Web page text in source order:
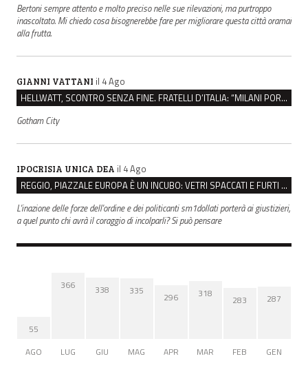
Bertoni sempre attento e molto preciso nelle sue rilevazioni, ma purtroppo
inascoltato. Mi chiedo cosa bisognerebbe fare per migliorare questa città oramai
alla frutta.
GIANNI VATTANI il 4 Ago
HELLWATT, SCONTRO SENZA FINE. FRATELLI D’ITALIA: “MILANI PORTA DOCUMENTI, DE FRANCO INSULTI”
Gotham City
IPOCRISIA UNICA DEA il 4 Ago
REGGIO, PIAZZALE EUROPA È UN INCUBO: VETRI SPACCATI E FURTI SULLE AUTO IN SOSTA
L'inazione delle forze dell'ordine e dei politicanti sm1dollati porterà ai giustizieri,
a quel punto chi avrà il coraggio di incolparli? Si può pensare
55
AGO
366
LUG
338
GIU
335
MAG
296
APR
318
MAR
283
FEB
287
GEN